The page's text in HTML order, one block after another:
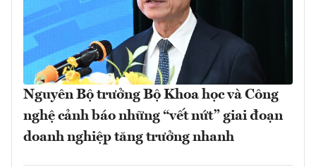
Nguyên Bộ trưởng Bộ Khoa học và Công
nghệ cảnh báo những “vết nứt” giai đoạn
doanh nghiệp tăng trưởng nhanh